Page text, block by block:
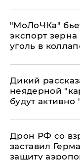
​"МоЛоЧКа"
экспорт зерна
уголь в
Дикий
неядерной
будут активно
​Дрон РФ со
заставил
защиту